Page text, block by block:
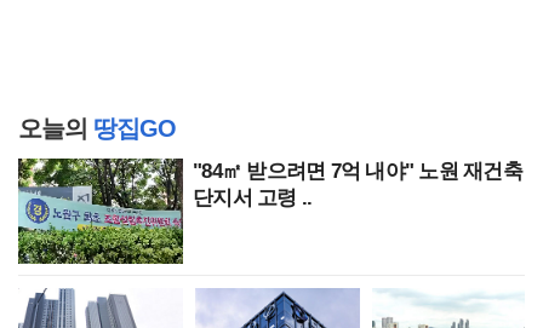
오늘의 땅집GO
"84㎡ 받으려면 7억 내야" 노원 재건축
단지서 고령 ..